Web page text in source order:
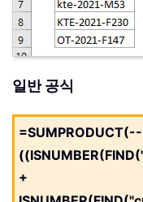
일반 공식
=SUMPRODUCT(--
+